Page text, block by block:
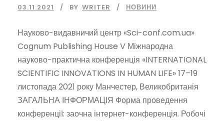
03.11.2021 BY WRITER НОВИНИ
Науково-видавничий центр «Sci-conf.com.ua»
Cognum Publishing House V Міжнародна
науково-практична конференція «INTERNATIONAL
SCIENTIFIC INNOVATIONS IN HUMAN LIFE» 17–19
листопада 2021 року Манчестер, Великобританія
ЗАГАЛЬНА ІНФОРМАЦІЯ Форма проведення
конференції: заочна інтернет-конференція. Робочі